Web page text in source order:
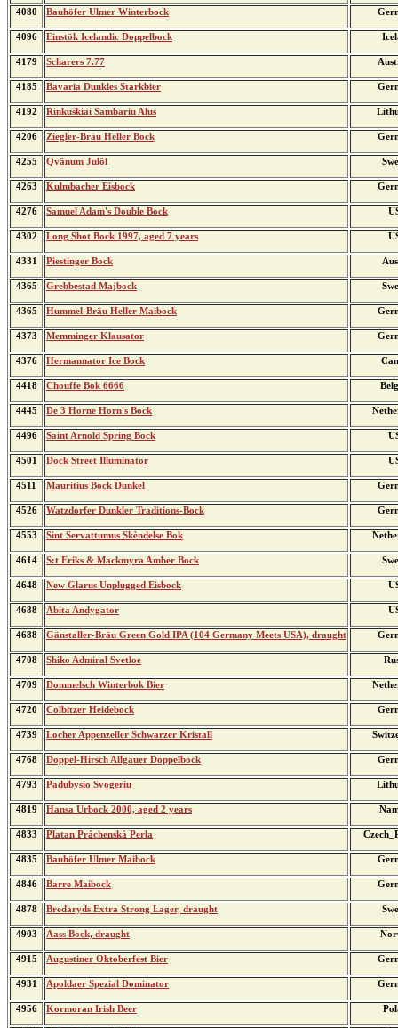
4080 Bauhöfer Ulmer Winterbock
4096 Einstök Icelandic Doppelbock
4179 Scharers 7.77
4185 Bavaria Dunkles Starkbier
4192 Rinkuškiai Sambariu Alus
4206 Ziegler-Bräu Heller Bock
4255 Qvänum Julöl
4263 Kulmbacher Eisbock
4276 Samuel Adam's Double Bock
4302 Long Shot Bock 1997, aged 7 years
4331 Piestinger Bock
4365 Grebbestad Majbock
4365 Hummel-Bräu Heller Maibock
4373 Memminger Klausator
4376 Hermannator Ice Bock
4418 Chouffe Bok 6666
4445 De 3 Horne Horn's Bock
4496 Saint Arnold Spring Bock
4501 Dock Street Illuminator
4511 Mauritius Bock Dunkel
4526 Watzdorfer Dunkler Traditions-Bock
4553 Sint Servattumus Skèndelse Bok
4614 S:t Eriks & Mackmyra Amber Bock
4648 New Glarus Unplugged Eisbock
4688 Abita Andygator
4688 Gänstaller-Bräu Green Gold IPA (104 Germany Meets USA), draught
4708 Shiko Admiral Svetloe
4709 Dommelsch Winterbok Bier
4720 Colbitzer Heidebock
4739 Locher Appenzeller Schwarzer Kristall
4768 Doppel-Hirsch Allgäuer Doppelbock
4793 Padubysio Svogeriu
4819 Hansa Urbock 2000, aged 2 years
4833 Platan Práchenská Perla
4835 Bauhöfer Ulmer Maibock
4846 Barre Maibock
4878 Bredaryds Extra Strong Lager, draught
4903 Aass Bock, draught
4915 Augustiner Oktoberfest Bier
4931 Apoldaer Spezial Dominator
4956 Kormoran Irish Beer